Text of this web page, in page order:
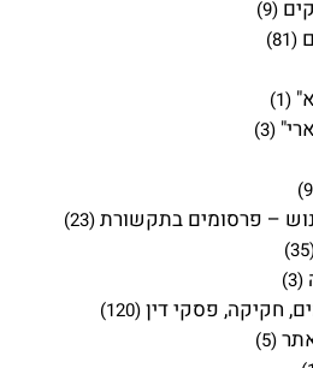
(9)
(81)
(1)
(3)
– פרסומים בתקשורת(23)
(3)
חקיקה, פסקי דין(120)
(5)